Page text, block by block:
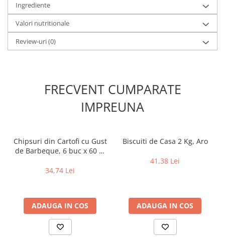
Ingrediente
Valori nutritionale
Review-uri(0)
FRECVENT CUMPARATE
IMPREUNA
Chipsuri din Cartofi cu Gust
de Barbeque, 6 buc x 60 g,
34,74 Lei
ADAUGA IN COS
Biscuiti de Casa 2 Kg, Aro
41,38 Lei
ADAUGA IN COS